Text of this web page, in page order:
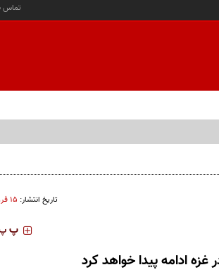
تماس
تاریخ انتشار: ۱۵ فروردين ۱۴۰۳ - ۲۰:۲۶
‍‍‍ پ
ادامه پیدا خواهد کرد